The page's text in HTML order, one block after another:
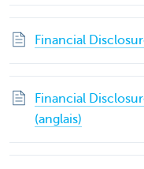
Financial
Financial
(anglais)